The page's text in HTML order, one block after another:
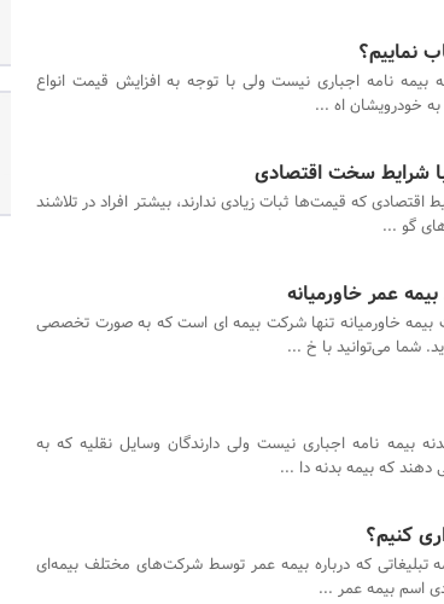
نماییم؟
بیمه نامه اجباری نیست ولی با توجه به افزایش قیمت انواع
به خودرویشان اه ...
با شرایط سخت اقتصادی
اقتصادی که قیمت‌ها ثبات زیادی ندارند، بیشتر افراد در تلاشند
گو ...
عمر خاورمیانه
خاورمیانه تنها شرکت بیمه ای است که به صورت تخصصی
شما می‌توانید با خ ...
بیمه نامه اجباری نیست ولی دارندگان وسایل نقلیه که به
که بیمه بدنه دا ...
کنیم؟
تبلیغاتی که درباره بیمه عمر توسط شرکت‌های مختلف بیمه‌ای
اسم بیمه عمر ...